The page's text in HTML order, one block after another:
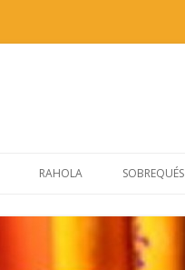
RAHOLA SOBREQUÉS